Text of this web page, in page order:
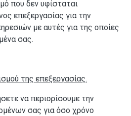
που δεν υφίσταται
επεξεργασίας για την
με αυτές για της οποίες
σας.
της επεξεργασίας.
να περιορίσουμε την
σας για όσο χρόνο